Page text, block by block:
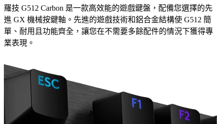
羅技 G512 Carbon 是一款高效能的遊戲鍵盤，配備您選擇的先
進 GX 機械按鍵軸。先進的遊戲技術和鋁合金結構使 G512 簡
單、耐用且功能齊全，讓您在不需要多餘配件的情況下獲得專
業表現。